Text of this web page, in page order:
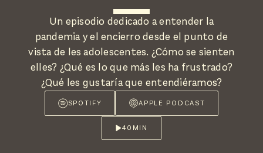
Un episodio dedicado a entender la
pandemia y el encierro desde el punto de
vista de les adolescentes. ¿Cómo se sienten
elles? ¿Qué es lo que más les ha frustrado?
¿Qué les gustaría que entendiéramos?
SPOTIFY APPLE PODCAST
40 MIN